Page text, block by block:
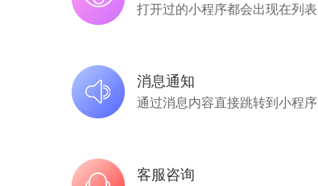
打开过的小程序都会出现在列表
消息通知
通过消息内容直接跳转到小程序
客服咨询